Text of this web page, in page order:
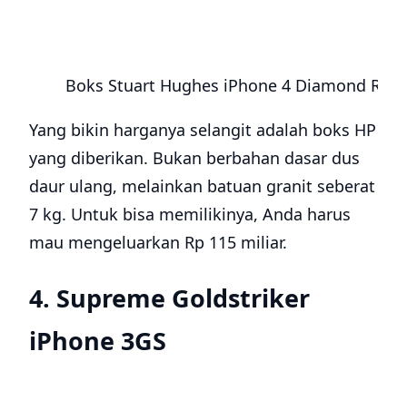
Boks Stuart Hughes iPhone 4 Diamond Rose
Yang bikin harganya selangit adalah boks HP
yang diberikan. Bukan berbahan dasar dus
daur ulang, melainkan batuan granit seberat
7 kg. Untuk bisa memilikinya, Anda harus
mau mengeluarkan Rp 115 miliar.
4. Supreme Goldstriker
iPhone 3GS